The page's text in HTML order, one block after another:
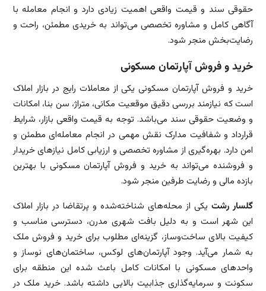
حقوقی سند و قیمت واقعی اهمیت زیادی دارد و انجام معامله با
آگاهی کامل و مشاوره تخصصی می‌تواند به خریدی مطمئن، راحت و
رضایت‌بخش منجر شود.
خرید و فروش آپارتمان مسکونی
خرید و فروش آپارتمان مسکونی یکی از معاملات رایج در بازار املاک
است که نیازمند بررسی دقیق موقعیت مکانی، متراژ، سن بنا، امکانات
و وضعیت حقوقی سند می‌باشد. توجه به قیمت واقعی بازار، شرایط
قرارداد و شفافیت مدارک نقش مهمی در انجام معامله‌ای مطمئن و
امن دارد. بهره‌گیری از مشاوره تخصصی و ارزیابی کامل نیازهای خریدار
و فروشنده می‌تواند به خرید و فروش آپارتمان مسکونی با بهترین
بازده مالی و رضایت طرفین منجر شود.
گلسار رشت یکی از محله‌های شناخته‌شده و پرتقاضا در بازار املاک
این شهر است و به دلیل بافت شهری مدرن، دسترسی مناسب و
کیفیت بالای ساخت‌وساز، گزینه‌ای مطلوب برای خرید و فروش ملک
به شمار می‌آید. وجود آپارتمان‌های لوکس، ساختمان‌های نوساز و
واحدهای مسکونی با امکانات کامل باعث شده این منطقه برای
سکونت و سرمایه‌گذاری جذابیت بالایی داشته باشد. خرید ملک در